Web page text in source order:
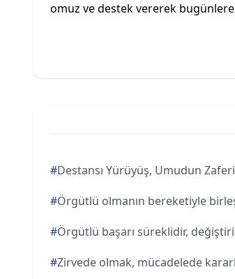
omuz ve destek vererek
#Destansı Yürüyüş, Umudun
#Örgütlü olmanın bereketiyle
#Örgütlü başarı süreklidir,
#Zirvede olmak, mücadelede